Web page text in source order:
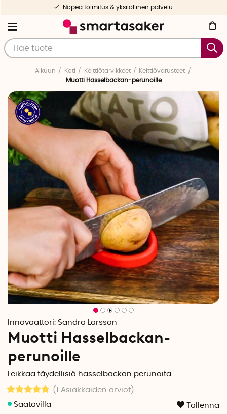
Nopea toimitus & yksilöllinen palvelu
Alkuun Koti Keittiötarvikkeet
Keittiövarusteet
Muotti Hasselbackan-perunoille
Innovaattori: Sandra Larsson
Muotti Hasselbackan-
perunoille
Leikkaa täydellisiä hasselbackan perunoita
(1 Asiakkaiden arviot )
Tallenna